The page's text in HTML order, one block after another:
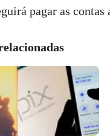
pagar as